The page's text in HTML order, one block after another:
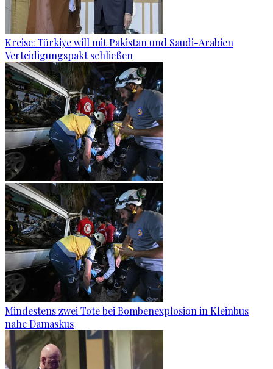
Kreise: Türkiye will mit Pakistan und Saudi-Arabien
Verteidigungspakt schließen
Mindestens zwei Tote bei Bombenexplosion in Kleinbus
nahe Damaskus